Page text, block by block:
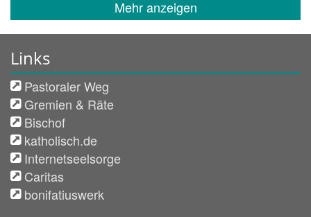
Mehr anzeigen
Links
Pastoraler Weg
Gremien & Räte
Bischof
katholisch.de
Internetseelsorge
Caritas
bonifatiuswerk